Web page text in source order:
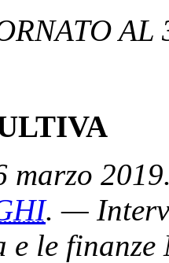
AL
marzo
. —
e le